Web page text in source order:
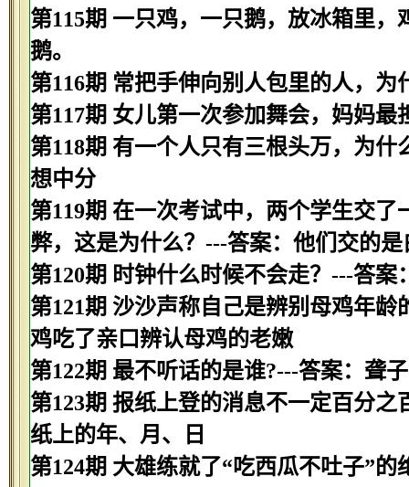
第115期 一只鸡，一只鹅，放冰箱里
鹅。
第116期 常把手伸向别人包里的人，
第117期 女儿第一次参加舞会，妈妈
第118期 有一个人只有三根头万，为
想中分
第119期 在一次考试中，两个学生交
弊，这是为什么？---答案：他们交的是
第120期 时钟什么时候不会走？---答案
第121期 沙沙声称自己是辨别母鸡年
鸡吃了亲口辨认母鸡的老嫩
第122期 最不听话的是谁?---答案：聋子
第123期 报纸上登的消息不一定百分
纸上的年、月、日
第124期 大雄练就了“吃西瓜不吐子”